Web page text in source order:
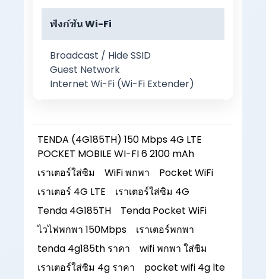
ฟังก์ชัน Wi-Fi
Broadcast / Hide SSID
Guest Network
Internet Wi-Fi (Wi-Fi Extender)
TENDA (4G185TH) 150 Mbps 4G LTE
POCKET MOBILE WI-FI 6 2100 mAh
เราเตอร์ใส่ซิม
WiFi พกพา
Pocket WiFi
เราเตอร์ 4G LTE
เราเตอร์ใส่ซิม 4G
Tenda 4G185TH
Tenda Pocket WiFi
ไวไฟพกพา 150Mbps
เราเตอร์พกพา
tenda 4g185th ราคา
wifi พกพา ใส่ซิม
เราเตอร์ใส่ซิม 4g ราคา
pocket wifi 4g lte